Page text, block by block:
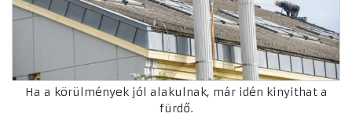
Ha a körülmények jól alakulnak, már idén kinyithat a
fürdő.